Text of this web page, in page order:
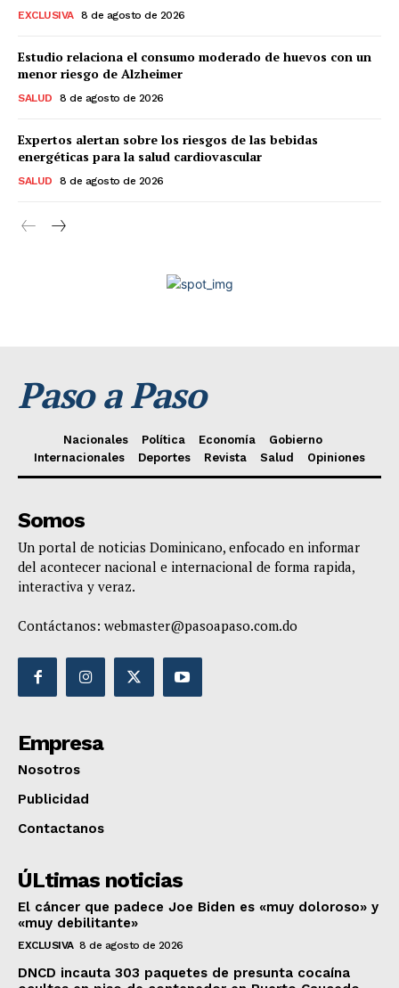
EXCLUSIVA 8 de agosto de 2026
Estudio relaciona el consumo moderado de huevos con un
menor riesgo de Alzheimer
SALUD 8 de agosto de 2026
Expertos alertan sobre los riesgos de las bebidas
energéticas para la salud cardiovascular
SALUD 8 de agosto de 2026
Paso a Paso
Nacionales Política Economía
Gobierno
Internacionales
Deportes Revista Salud Opiniones
Somos
Un portal de noticias Dominicano, enfocado en informar
del acontecer nacional e internacional de forma rapida,
interactiva y veraz.
Contáctanos: webmaster@pasoapaso.com.do
Empresa
Nosotros
Publicidad
Contactanos
ÚLtimas noticias
El cáncer que padece Joe Biden es «muy doloroso» y
«muy debilitante»
EXCLUSIVA 8 de agosto de 2026
DNCD incauta 303 paquetes de presunta cocaína